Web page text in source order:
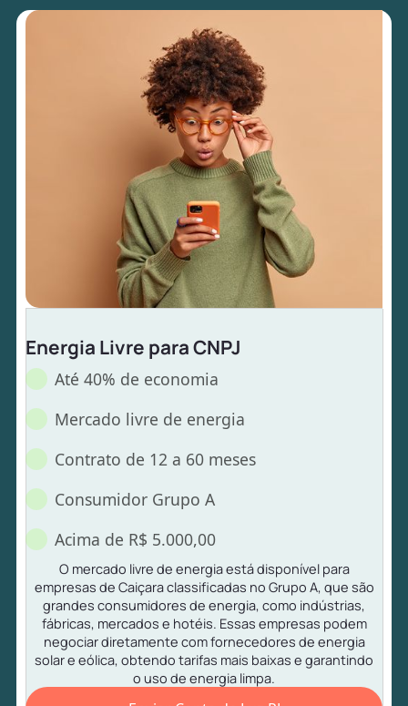
Energia Livre para CNPJ
Até 40% de economia
Mercado livre de energia
Contrato de 12 a 60 meses
Consumidor Grupo A
Acima de R$ 5.000,00
O mercado livre de energia está disponível para
empresas de Caiçara classificadas no Grupo A, que são
grandes consumidores de energia, como indústrias,
fábricas, mercados e hotéis. Essas empresas podem
negociar diretamente com fornecedores de energia
solar e eólica, obtendo tarifas mais baixas e garantindo
o uso de energia limpa.